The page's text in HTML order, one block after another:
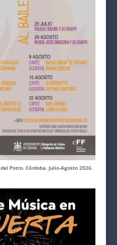
del Potro. Córdoba. Julio-Agosto 2026.